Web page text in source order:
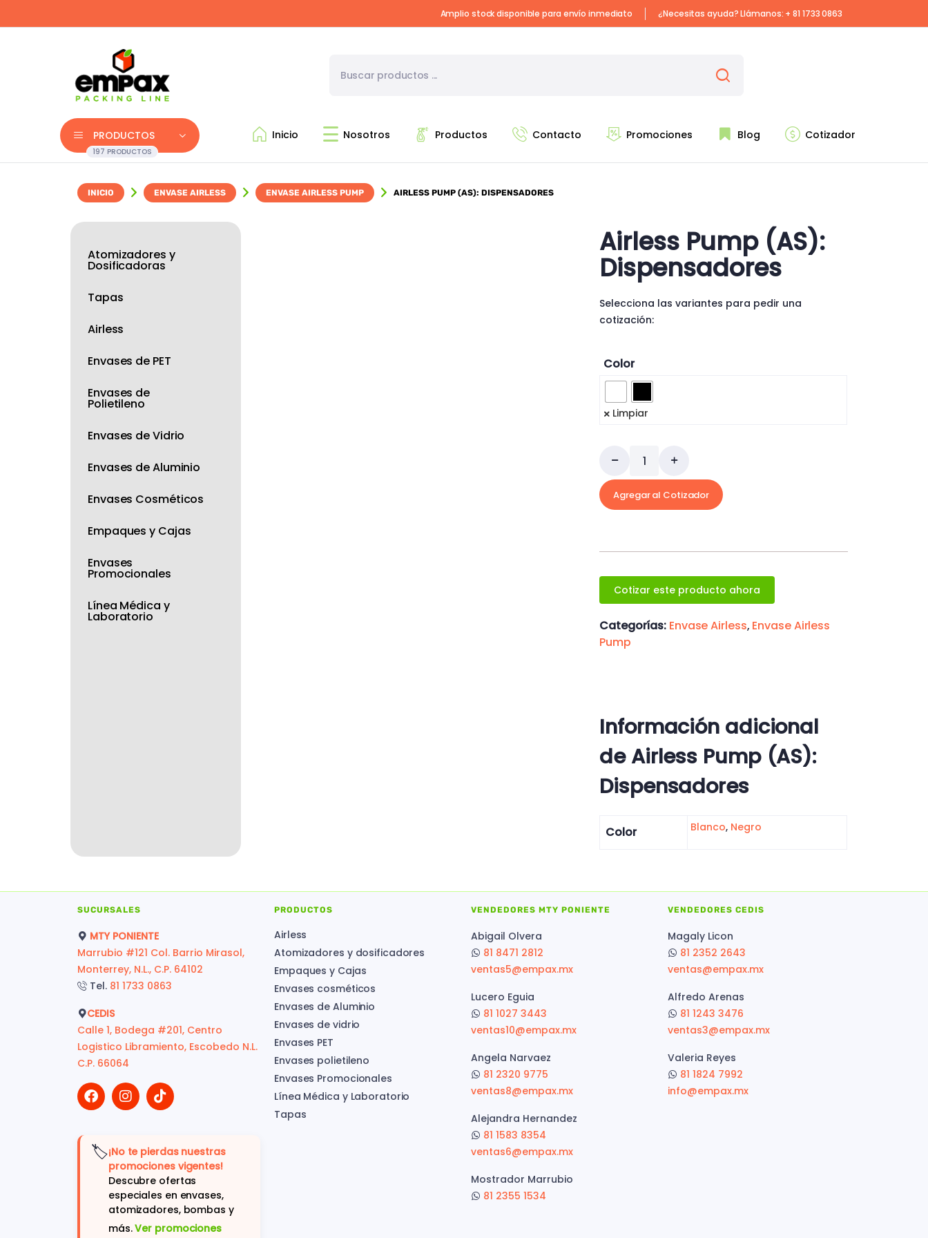
Amplio stock disponible para envío inmediato ¿Necesitas ayuda? Llámanos: + 81 1733 0863
PRODUCTOS
197 PRODUCTOS
Inicio Nosotros Productos Contacto Promociones Blog Cotizador
INICIO ENVASE AIRLESS ENVASE AIRLESS PUMP AIRLESS PUMP (AS): DISPENSADORES
Atomizadores y
Dosificadoras
Tapas
Airless
Envases de PET
Envases de
Polietileno
Envases de Vidrio
Envases de Aluminio
Envases Cosméticos
Empaques y Cajas
Envases
Promocionales
Línea Médica y
Laboratorio
Airless Pump (AS):
Dispensadores
Selecciona las variantes para pedir una
cotización:
Color
Limpiar
Agregar al Cotizador
Cotizar este producto ahora
Categorías: Envase Airless, Envase Airless
Pump
Información adicional
de Airless Pump (AS):
Dispensadores
Color Blanco, Negro
SUCURSALES
MTY PONIENTE
Marrubio #121 Col. Barrio Mirasol,
Monterrey, N.L., C.P. 64102
Tel. 81 1733 0863
CEDIS
Calle 1, Bodega #201, Centro
Logistico Libramiento, Escobedo N.L.
C.P. 66064
🏷️¡No te pierdas nuestras
promociones vigentes!
Descubre ofertas
especiales en envases,
atomizadores, bombas y
más.Ver promociones
PRODUCTOS
Airless
Atomizadores y dosificadores
Empaques y Cajas
Envases cosméticos
Envases de Aluminio
Envases de vidrio
Envases PET
Envases polietileno
Envases Promocionales
Línea Médica y Laboratorio
Tapas
VENDEDORES MTY PONIENTE
Abigail Olvera
81 8471 2812
ventas5@empax.mx
Lucero Eguia
81 1027 3443
ventas10@empax.mx
Angela Narvaez
81 2320 9775
ventas8@empax.mx
Alejandra Hernandez
81 1583 8354
ventas6@empax.mx
Mostrador Marrubio
81 2355 1534
VENDEDORES CEDIS
Magaly Licon
81 2352 2643
ventas@empax.mx
Alfredo Arenas
81 1243 3476
ventas3@empax.mx
Valeria Reyes
81 1824 7992
info@empax.mx